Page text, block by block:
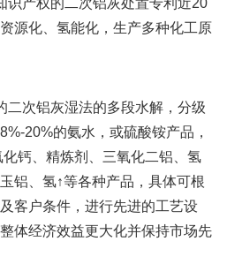
权的二次铝灰处置专利近20
源化、氢能化，生产多种化工原
二次铝灰湿法的多段水解，分级
20%的氨水，或硫酸铵产品，
钙、精炼剂、三氧化二铝、氢
铝、氢↑等各种产品，具体可根
以及客户条件，进行先进的工艺设
体经济效益更大化并保持市场先